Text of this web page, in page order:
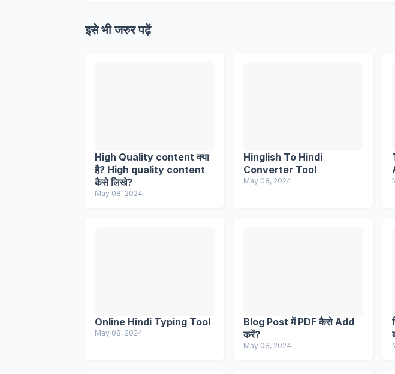
इसे भी जरुर पढ़ें
High Quality content क्या
है? High quality content
कैसे लिखे?
May 08, 2024
Hinglish To Hindi
Converter Tool
May 08, 2024
Online Hindi Typing Tool
May 08, 2024
Blog Post में PDF कैसे Add
करें?
May 08, 2024